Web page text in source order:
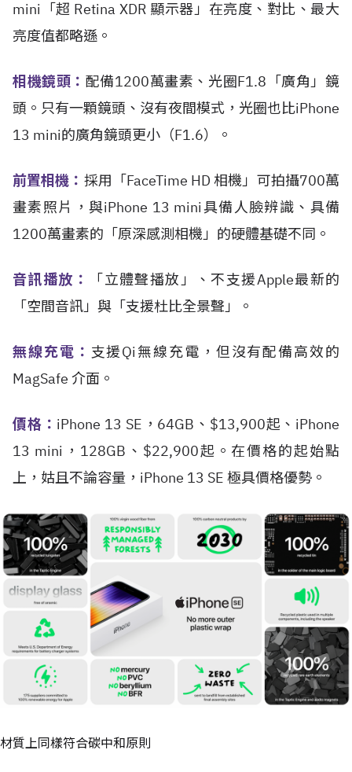
mini「超 Retina XDR 顯示器」在亮度、對比、最大
亮度值都略遜。
相機鏡頭： 配備1200萬畫素、光圈F1.8「廣角」鏡
頭。只有一顆鏡頭、沒有夜間模式，光圈也比iPhone
13 mini的廣角鏡頭更小（F1.6）。
前置相機： 採用「FaceTime HD 相機」可拍攝700萬
畫素照片，與iPhone 13 mini具備人臉辨識、具備
1200萬畫素的「原深感測相機」的硬體基礎不同。
音訊播放：
「立體聲播放」、不支援Apple最新的
「空間音訊」與「支援杜比全景聲」。
無線充電： 支援Qi無線充電，但沒有配備高效的
MagSafe 介面。
價格： iPhone 13 SE，64GB、$13,900起、iPhone
13 mini，128GB、$22,900起。在價格的起始點
上，姑且不論容量，iPhone 13 SE 極具價格優勢。
材質上同樣符合碳中和原則